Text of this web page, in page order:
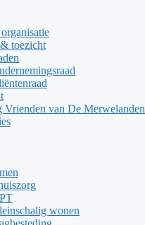
toezicht
Vrienden van De Merwelanden
wonen